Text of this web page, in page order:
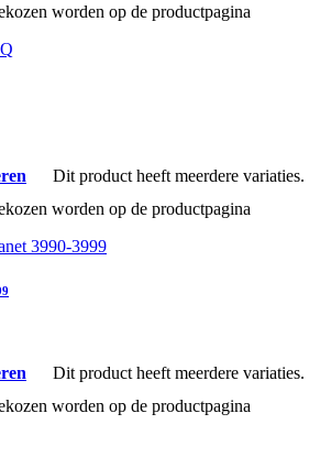
worden op de productpagina
Dit product heeft meerdere variaties.
worden op de productpagina
Dit product heeft meerdere variaties.
worden op de productpagina